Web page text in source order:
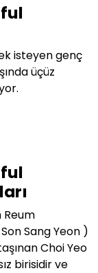
isteyen genç
üçüz
Reum
Son Sang Yeon )
Choi Yeo
birisidir ve